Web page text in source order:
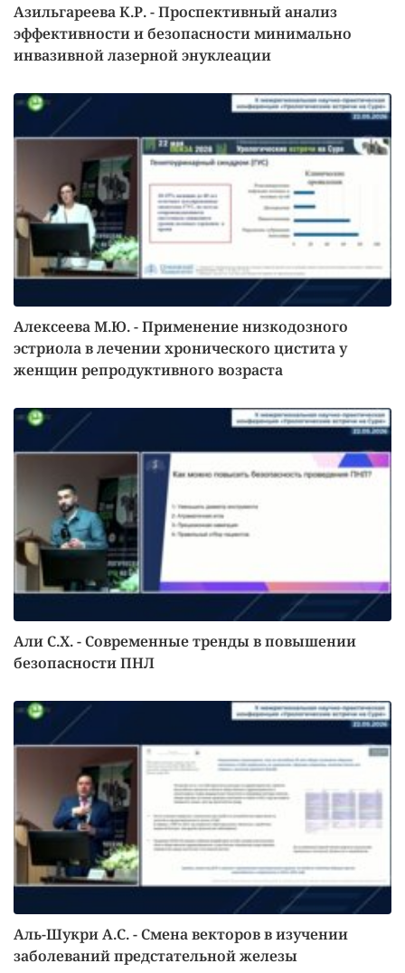
Азильгареева К.Р. - Проспективный анализ
эффективности и безопасности минимально
инвазивной лазерной энуклеации
Алексеева М.Ю. - Применение низкодозного
эстриола в лечении хронического цистита у
женщин репродуктивного возраста
Али С.Х. - Современные тренды в повышении
безопасности ПНЛ
Аль-Шукри А.С. - Смена векторов в изучении
заболеваний предстательной железы